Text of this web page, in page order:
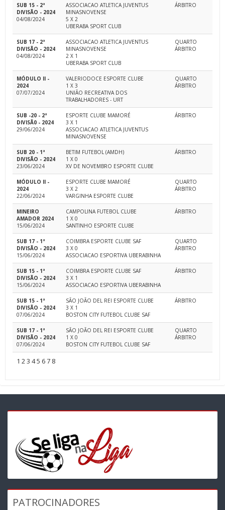
SUB 15 - 2ª
DIVISÃO - 2024
04/08/2024
ASSOCIACAO ATLETICA JUVENTUS
MINASNOVENSE
5 X 2
UBERABA SPORT CLUB
ÁRBITRO
SUB 17 - 2ª
DIVISÃO - 2024
04/08/2024
ASSOCIACAO ATLETICA JUVENTUS
MINASNOVENSE
2 X 1
UBERABA SPORT CLUB
QUARTO
ÁRBITRO
MÓDULO II -
2024
07/07/2024
VALERIODOCE ESPORTE CLUBE
1 X 3
UNIÃO RECREATIVA DOS
TRABALHADORES - URT
QUARTO
ÁRBITRO
SUB -20 - 2ª
DIVISÃ0 - 2024
29/06/2024
ESPORTE CLUBE MAMORÉ
3 X 1
ASSOCIACAO ATLETICA JUVENTUS
MINASNOVENSE
ÁRBITRO
SUB 20 - 1ª
DIVISÃO - 2024
23/06/2024
BETIM FUTEBOL (AMDH)
1 X 0
XV DE NOVEMBRO ESPORTE CLUBE
ÁRBITRO
MÓDULO II -
2024
22/06/2024
ESPORTE CLUBE MAMORÉ
3 X 2
VARGINHA ESPORTE CLUBE
QUARTO
ÁRBITRO
MINEIRO
AMADOR 2024
15/06/2024
CAMPOLINA FUTEBOL CLUBE
1 X 0
SANTINHO ESPORTE CLUBE
ÁRBITRO
SUB 17 - 1ª
DIVISÃO - 2024
15/06/2024
COIMBRA ESPORTE CLUBE SAF
3 X 0
ASSOCIACAO ESPORTIVA UBERABINHA
QUARTO
ÁRBITRO
SUB 15 - 1ª
DIVISÃO - 2024
15/06/2024
COIMBRA ESPORTE CLUBE SAF
3 X 1
ASSOCIACAO ESPORTIVA UBERABINHA
ÁRBITRO
SUB 15 - 1ª
DIVISÃO - 2024
07/06/2024
SÃO JOÃO DEL REI ESPORTE CLUBE
3 X 1
BOSTON CITY FUTEBOL CLUBE SAF
ÁRBITRO
SUB 17 - 1ª
DIVISÃO - 2024
07/06/2024
SÃO JOÃO DEL REI ESPORTE CLUBE
1 X 0
BOSTON CITY FUTEBOL CLUBE SAF
QUARTO
ÁRBITRO
1 23 45 67 8
PATROCINADORES